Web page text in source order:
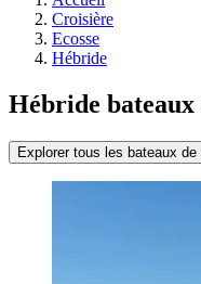
Croisière
Ecosse
Hébride
Hébride
Explorer tous les bateaux de